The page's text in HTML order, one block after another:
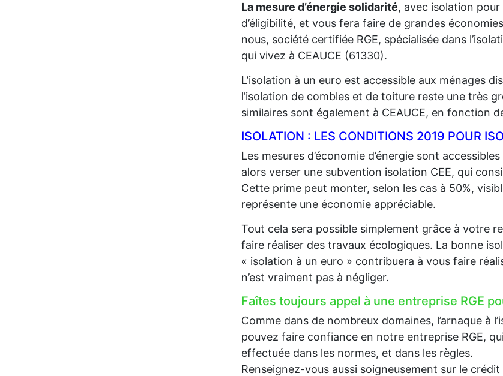
La mesure d’énergie solidarité, avec isolation
d’éligibilité, et vous fera faire de grandes
nous, société certifiée RGE, spécialisée dans
qui vivez à CEAUCE (61330).
L’isolation à un euro est accessible aux ménages
l’isolation de combles et de toiture reste une très
similaires sont également à CEAUCE, en fonction
ISOLATION : LES CONDITIONS 2019 POUR
Les mesures d’économie d’énergie sont
alors verser une subvention isolation CEE, qui
Cette prime peut monter, selon les cas à 50%,
représente une économie appréciable.
Tout cela sera possible simplement grâce à votre
faire réaliser des travaux écologiques. La bonne
« isolation à un euro » contribuera à vous faire
n’est vraiment pas à négliger.
Faîtes toujours appel à une entreprise RGE
Comme dans de nombreux domaines, l’arnaque à
pouvez faire confiance en notre entreprise RGE,
effectuée dans les normes, et dans les règles.
Renseignez-vous aussi soigneusement sur le